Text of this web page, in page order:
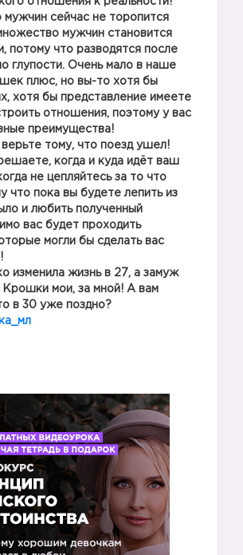
сейчас не торопится
мужчин становится
потому что разводятся после
глупости. Очень мало в наше
плюс, но вы-то хотя бы
хотя бы представление имеете
отношения, поэтому у вас
преимущества!
верьте тому, что поезд ушел!
когда и куда идёт ваш
не цепляйтесь за то что
что пока вы будете лепить из
и любить полученный
вас будет проходить
могли бы сделать вас
изменила жизнь в 27, а замуж
Крошки мои, за мной! А вам
в 30 уже поздно?